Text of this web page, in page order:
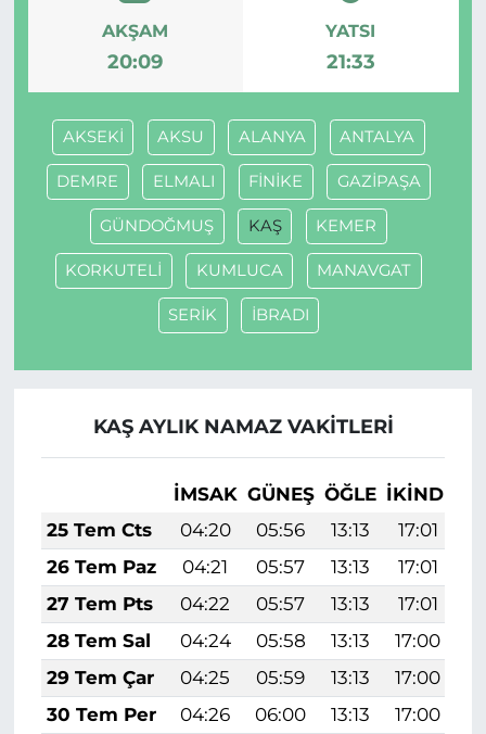
AKŞAM
20:09
YATSI
21:33
AKSEKİ AKSU ALANYA ANTALYA
DEMRE ELMALI FİNİKE GAZİPAŞA
GÜNDOĞMUŞ KAŞ KEMER
KORKUTELİ KUMLUCA MANAVGAT
SERİK İBRADI
KAŞ AYLIK NAMAZ VAKITLERI
İMSAK GÜNEŞ ÖĞLE İKINDI
25 Tem Cts
04:20 05:56 13:13 17:01
26 Tem Paz
04:21 05:57 13:13 17:01
27 Tem Pts
04:22 05:57 13:13 17:01
28 Tem Sal
04:24 05:58 13:13 17:00
29 Tem Çar
04:25 05:59 13:13 17:00
30 Tem Per
04:26 06:00 13:13 17:00